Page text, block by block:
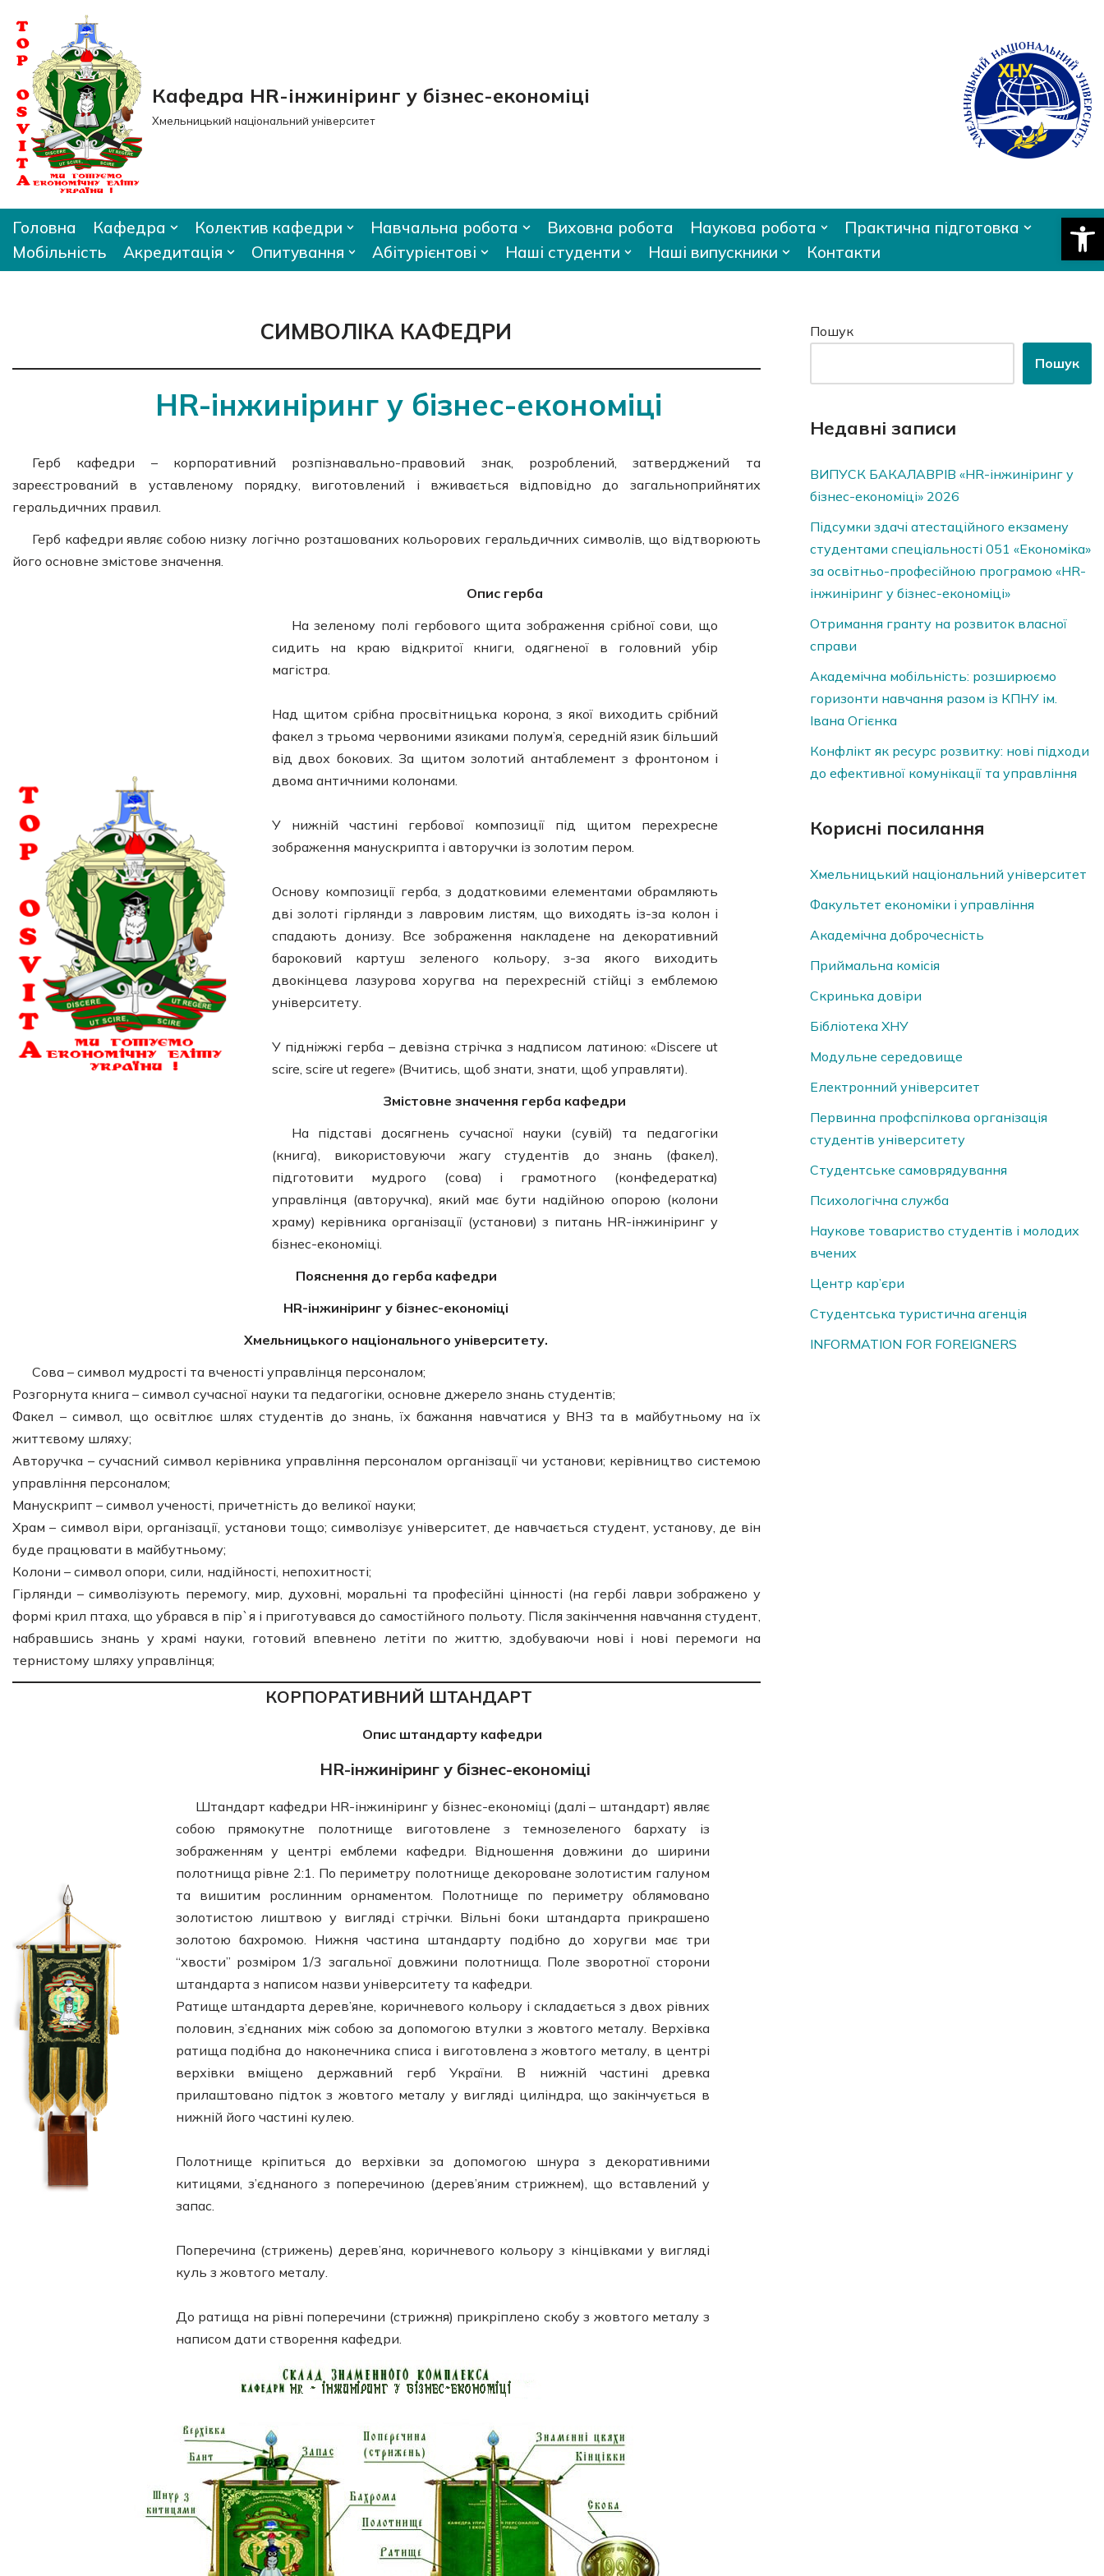
Перейти
до
вмісту
Кафедра HR-інжиніринг у бізнес-економіці
Хмельницький національний університет
Головна Кафедра Колектив кафедри Навчальна робота Виховна робота Наукова робота
Практична підготовка
Мобільність
Акредитація Опитування Абітурієнтові Наші студенти Наші випускники Контакти
СИМВОЛІКА КАФЕДРИ
HR-інжиніринг у бізнес-економіці
Герб кафедри – корпоративний розпізнавально-правовий знак, розроблений, затверджений та
зареєстрований в уставленому порядку, виготовлений і вживається відповідно до загальноприйнятих
геральдичних правил.
Герб кафедри являє собою низку логічно розташованих кольорових геральдичних символів, що відтворюють
його основне змістове значення.
Опис герба
На зеленому полі гербового щита зображення срібної сови, що
сидить на краю відкритої книги, одягненої в головний убір
магістра.
Над щитом срібна просвітницька корона, з якої виходить срібний
факел з трьома червоними язиками полум’я, середній язик більший
від двох бокових. За щитом золотий антаблемент з фронтоном і
двома античними колонами.
У нижній частині гербової композиції під щитом перехресне
зображення манускрипта і авторучки із золотим пером.
Основу композиції герба, з додатковими елементами обрамляють
дві золоті гірлянди з лавровим листям, що виходять із-за колон і
спадають донизу. Все зображення накладене на декоративний
бароковий картуш зеленого кольору, з-за якого виходить
двокінцева лазурова хоругва на перехресній стійці з емблемою
університету.
У підніжжі герба – девізна стрічка з надписом латиною: «Discere ut
scire, scire ut regere» (Вчитись, щоб знати, знати, щоб управляти).
Змістовне значення герба кафедри
На підставі досягнень сучасної науки (сувій) та педагогіки
(книга), використовуючи жагу студентів до знань (факел),
підготовити мудрого (сова) і грамотного (конфедератка)
управлінця (авторучка), який має бути надійною опорою (колони
храму) керівника організації (установи) з питань HR-інжиніринг у
бізнес-економіці.
Пояснення до герба кафедри
HR-інжиніринг у бізнес-економіці
Хмельницького національного університету.
Сова – символ мудрості та вченості управлінця персоналом;
Розгорнута книга – символ сучасної науки та педагогіки, основне джерело знань студентів;
Факел – символ, що освітлює шлях студентів до знань, їх бажання навчатися у ВНЗ та в майбутньому на їх
життєвому шляху;
Авторучка – сучасний символ керівника управління персоналом організації чи установи; керівництво системою
управління персоналом;
Манускрипт – символ ученості, причетність до великої науки;
Храм – символ віри, організації, установи тощо; символізує університет, де навчається студент, установу, де він
буде працювати в майбутньому;
Колони – символ опори, сили, надійності, непохитності;
Гірлянди – символізують перемогу, мир, духовні, моральні та професійні цінності (на гербі лаври зображено у
формі крил птаха, що убрався в пір`я і приготувався до самостійного польоту. Після закінчення навчання студент,
набравшись знань у храмі науки, готовий впевнено летіти по життю, здобуваючи нові і нові перемоги на
тернистому шляху управлінця;
КОРПОРАТИВНИЙ ШТАНДАРТ
Опис штандарту кафедри
HR-інжиніринг у бізнес-економіці
Штандарт кафедри HR-інжиніринг у бізнес-економіці (далі – штандарт) являє
собою прямокутне полотнище виготовлене з темнозеленого бархату із
зображенням у центрі емблеми кафедри. Відношення довжини до ширини
полотнища рівне 2:1. По периметру полотнище декороване золотистим галуном
та вишитим рослинним орнаментом. Полотнище по периметру облямовано
золотистою лиштвою у вигляді стрічки. Вільні боки штандарта прикрашено
золотою бахромою. Нижня частина штандарту подібно до хоругви має три
“хвости” розміром 1/3 загальної довжини полотнища. Поле зворотної сторони
штандарта з написом назви університету та кафедри.
Ратище штандарта дерев’яне, коричневого кольору і складається з двох рівних
половин, з’єднаних між собою за допомогою втулки з жовтого металу. Верхівка
ратища подібна до наконечника списа і виготовлена з жовтого металу, в центрі
верхівки вміщено державний герб України. В нижній частині древка
прилаштовано підток з жовтого металу у вигляді циліндра, що закінчується в
нижній його частині кулею.
Полотнище кріпиться до верхівки за допомогою шнура з декоративними
китицями, з’єднаного з поперечиною (дерев’яним стрижнем), що вставлений у
запас.
Поперечина (стрижень) дерев’яна, коричневого кольору з кінцівками у вигляді
куль з жовтого металу.
До ратища на рівні поперечини (стрижня) прикріплено скобу з жовтого металу з
написом дати створення кафедри.
Пошук
Пошук
Недавні записи
ВИПУСК БАКАЛАВРІВ «HR-інжиніринг у
бізнес-економіці» 2026
Підсумки здачі атестаційного екзамену
студентами спеціальності 051 «Економіка»
за освітньо-професійною програмою «HR-
інжиніринг у бізнес-економіці»
Отримання гранту на розвиток власної
справи
Академічна мобільність: розширюємо
горизонти навчання разом із КПНУ ім.
Івана Огієнка
Конфлікт як ресурс розвитку: нові підходи
до ефективної комунікації та управління
Корисні посилання
Хмельницький національний університет
Факультет економіки і управління
Академічна доброчесність
Приймальна комісія
Скринька довiри
Бібліотека ХНУ
Модульне середовище
Електронний університет
Первинна профспілкова організація
студентів університету
Студентське самоврядування
Психологічна служба
Наукове товариство студентів і молодих
вчених
Центр кар’єри
Студентська туристична агенція
INFORMATION FOR FOREIGNERS